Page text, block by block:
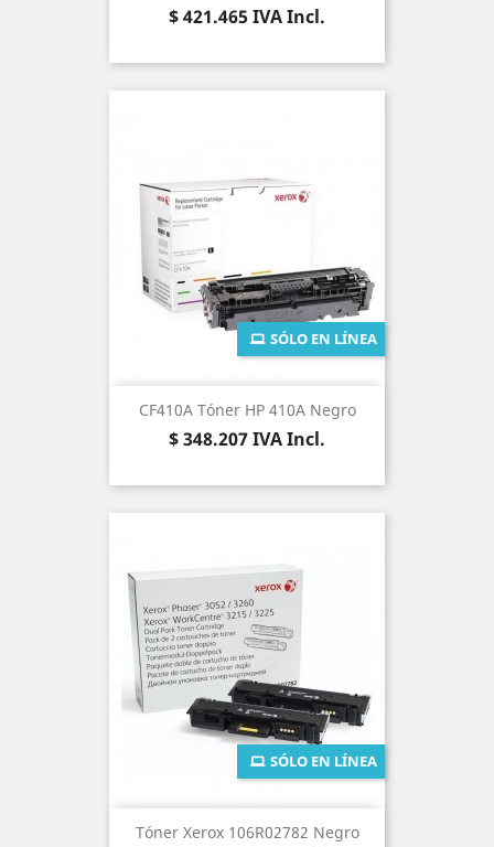
Precio
$ 421.465IVA Incl.
CF410A Tóner HP 410A Negro
Precio
$ 348.207IVA Incl.
SÓLO EN LÍNEA
Tóner Xerox 106R02782 Negro
SÓLO EN LÍNEA